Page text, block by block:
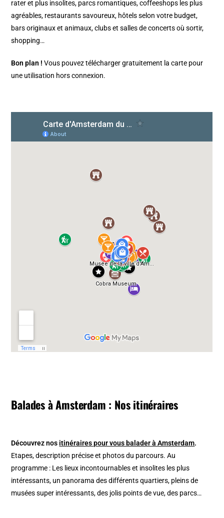
rater et plus insolites, parcs romantiques, coffeeshops les plus
agréables, restaurants savoureux, hôtels selon votre budget,
bars originaux et animaux, clubs et salles de concerts où sortir,
shopping…
Bon plan ! Vous pouvez télécharger gratuitement la carte pour
une utilisation hors connexion.
Balades à Amsterdam : Nos itinéraires
Découvrez nos itinéraires pour vous balader à Amsterdam.
Etapes, description précise et photos du parcours. Au
programme : Les lieux incontournables et insolites les plus
intéressants, un panorama des différents quartiers, pleins de
musées super intéressants, des jolis points de vue, des parcs…